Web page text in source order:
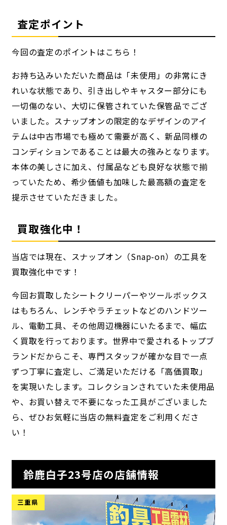
査定ポイント
今回の査定のポイントはこちら！
お持ち込みいただいた商品は「未使用」の非常にき
れいな状態であり、引き出しやキャスター部分にも
一切傷のない、大切に保管されていた保管品でござ
いました。スナップオンの限定的なデザインのアイ
テムは中古市場でも極めて需要が高く、新品同様の
コンディションであることは最大の強みとなります。
本体の美しさに加え、付属品なども良好な状態で揃
っていたため、希少価値も加味した最高額の査定を
提示させていただきました。
買取強化中！
当店では現在、スナップオン（Snap-on）の工具を
買取強化中です！
今回お買取したシートクリーパーやツールボックス
はもちろん、レンチやラチェットなどのハンドツー
ル、電動工具、その他周辺機器にいたるまで、幅広
く買取を行っております。世界中で愛されるトップブ
ランドだからこそ、専門スタッフが確かな目で一点
ずつ丁寧に査定し、ご満足いただける「高価買取」
を実現いたします。コレクションされていた未使用品
や、お買い替えで不要になった工具がございました
ら、ぜひお気軽に当店の無料査定をご利用くださ
い！
鈴鹿白子23号店の店舗情報
三重県